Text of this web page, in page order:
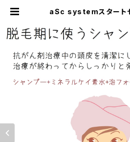
aSc systemスタート
ト | アトフラ